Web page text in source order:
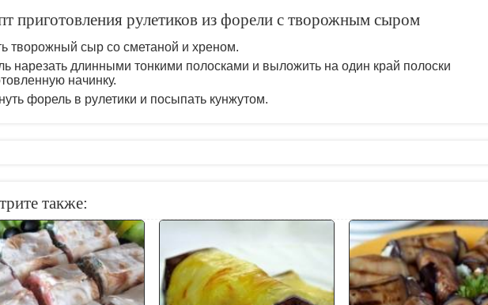
приготовления рулетиков из форели с творожным сыром
творожный сыр со сметаной и хреном.
нарезать длинными тонкими полосками и выложить на один край полоски
начинку.
форель в рулетики и посыпать кунжутом.
также: